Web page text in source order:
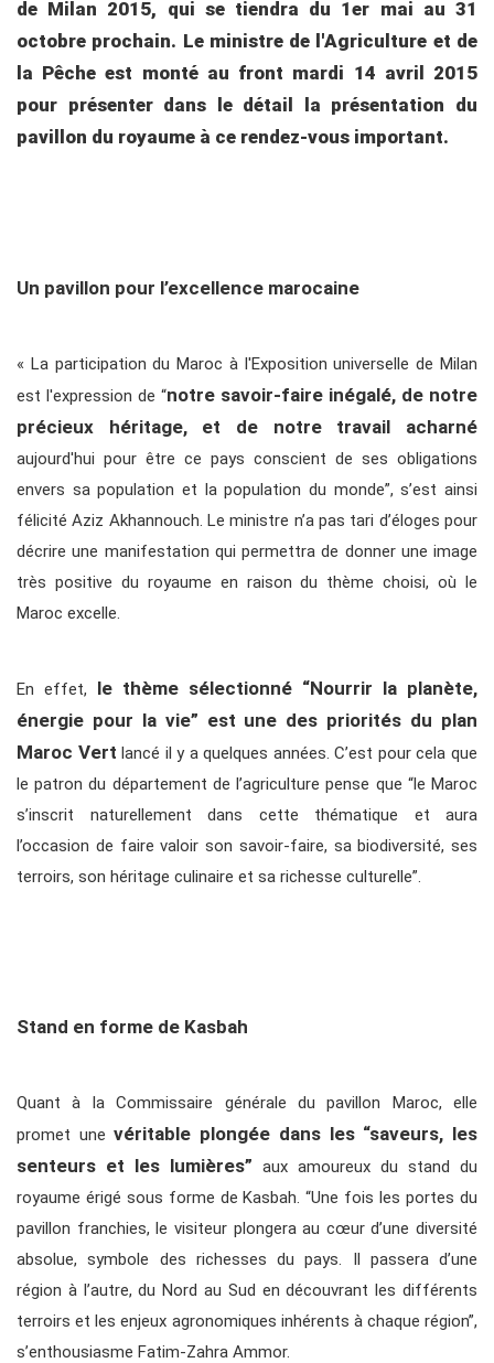
de Milan 2015, qui se tiendra du 1er mai au 31
octobre prochain. Le ministre de l'Agriculture et de
la Pêche est monté au front mardi 14 avril 2015
pour présenter dans le détail la présentation du
pavillon du royaume à ce rendez-vous important.
Un pavillon pour l’excellence marocaine
« La participation du Maroc à l'Exposition universelle de Milan
est l'expression de “notre savoir-faire inégalé, de notre
précieux héritage, et de notre travail acharné
aujourd'hui pour être ce pays conscient de ses obligations
envers sa population et la population du monde”, s’est ainsi
félicité Aziz Akhannouch. Le ministre n’a pas tari d’éloges pour
décrire une manifestation qui permettra de donner une image
très positive du royaume en raison du thème choisi, où le
Maroc excelle.
En effet, le thème sélectionné “Nourrir la planète,
énergie pour la vie” est une des priorités du plan
Maroc Vert lancé il y a quelques années. C’est pour cela que
le patron du département de l’agriculture pense que “le Maroc
s’inscrit naturellement dans cette thématique et aura
l’occasion de faire valoir son savoir-faire, sa biodiversité, ses
terroirs, son héritage culinaire et sa richesse culturelle”.
Stand en forme de Kasbah
Quant à la Commissaire générale du pavillon Maroc, elle
promet unevéritable plongée dans les “saveurs, les
senteurs et les lumières” aux amoureux du stand du
royaume érigé sous forme de Kasbah. “Une fois les portes du
pavillon franchies, le visiteur plongera au cœur d’une diversité
absolue, symbole des richesses du pays. Il passera d’une
région à l’autre, du Nord au Sud en découvrant les différents
terroirs et les enjeux agronomiques inhérents à chaque région”,
s’enthousiasme Fatim-Zahra Ammor.